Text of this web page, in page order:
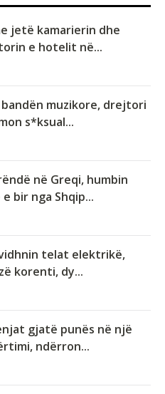
jetë kamarierin dhe
e hotelit në...
bandën muzikore, drejtori
s*ksual...
në Greqi, humbin
bir nga Shqip...
telat elektrikë,
korenti, dy...
gjatë punës në një
ndërron...